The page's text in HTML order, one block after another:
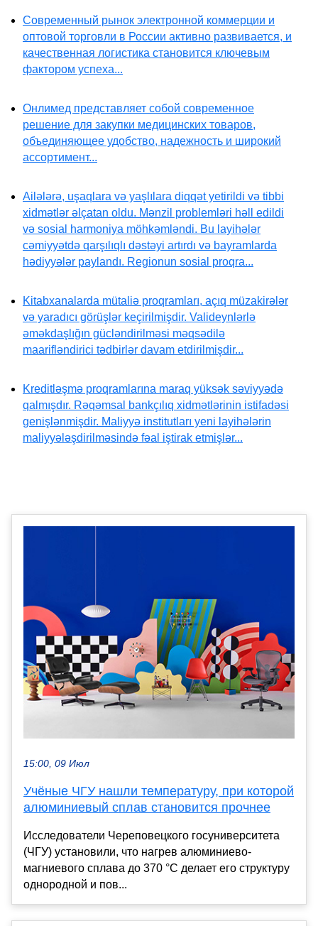
Современный рынок электронной коммерции и
оптовой торговли в России активно развивается, и
качественная логистика становится ключевым
фактором успеха...
Онлимед представляет собой современное
решение для закупки медицинских товаров,
объединяющее удобство, надежность и широкий
ассортимент...
Ailələrə, uşaqlara və yaşlılara diqqət yetirildi və tibbi
xidmətlər əlçatan oldu. Mənzil problemləri həll edildi
və sosial harmoniya möhkəmləndi. Bu layihələr
cəmiyyətdə qarşılıqlı dəstəyi artırdı və bayramlarda
hədiyyələr paylandı. Regionun sosial proqra...
Kitabxanalarda mütaliə proqramları, açıq müzakirələr
və yaradıcı görüşlər keçirilmişdir. Valideynlərlə
əməkdaşlığın gücləndirilməsi məqsədilə
maarifləndirici tədbirlər davam etdirilmişdir...
Kreditləşmə proqramlarına maraq yüksək səviyyədə
qalmışdır. Rəqəmsal bankçılıq xidmətlərinin istifadəsi
genişlənmişdir. Maliyyə institutları yeni layihələrin
maliyyələşdirilməsində fəal iştirak etmişlər...
15:00, 09 Июл
Учёные ЧГУ нашли температуру, при которой
алюминиевый сплав становится прочнее
Исследователи Череповецкого госуниверситета
(ЧГУ) установили, что нагрев алюминиево-
магниевого сплава до 370 °C делает его структуру
однородной и пов...